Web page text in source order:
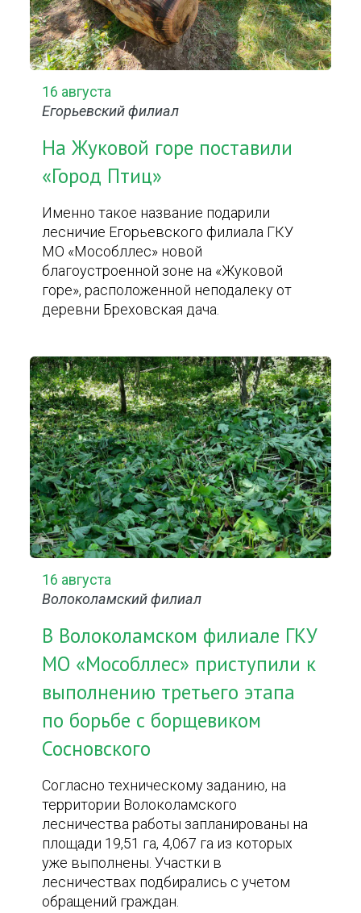
16 августа
Егорьевский филиал
На Жуковой горе поставили
«Город Птиц»
Именно такое название подарили
лесничие Егорьевского филиала ГКУ
МО «Мособллес» новой
благоустроенной зоне на «Жуковой
горе», расположенной неподалеку от
деревни Бреховская дача.
16 августа
Волоколамский филиал
В Волоколамском филиале ГКУ
МО «Мособллес» приступили к
выполнению третьего этапа
по борьбе с борщевиком
Сосновского
Согласно техническому заданию, на
территории Волоколамского
лесничества работы запланированы на
площади 19,51 га, 4,067 га из которых
уже выполнены. Участки в
лесничествах подбирались с учетом
обращений граждан.